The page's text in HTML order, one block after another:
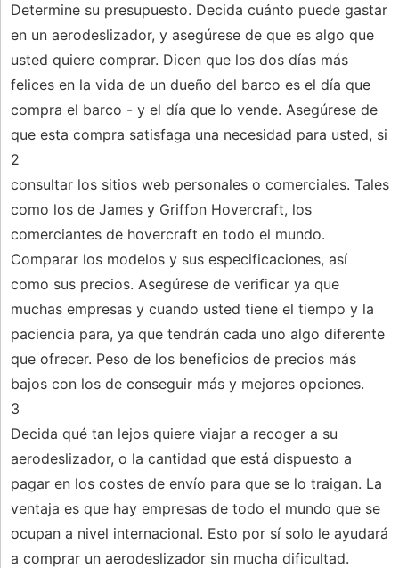
Determine su presupuesto. Decida cuánto puede gastar
en un aerodeslizador, y asegúrese de que es algo que
usted quiere comprar. Dicen que los dos días más
felices en la vida de un dueño del barco es el día que
compra el barco - y el día que lo vende. Asegúrese de
que esta compra satisfaga una necesidad para usted, si
2
consultar los sitios web personales o comerciales. Tales
como los de James y Griffon Hovercraft, los
comerciantes de hovercraft en todo el mundo.
Comparar los modelos y sus especificaciones, así
como sus precios. Asegúrese de verificar ya que
muchas empresas y cuando usted tiene el tiempo y la
paciencia para, ya que tendrán cada uno algo diferente
que ofrecer. Peso de los beneficios de precios más
bajos con los de conseguir más y mejores opciones.
3
Decida qué tan lejos quiere viajar a recoger a su
aerodeslizador, o la cantidad que está dispuesto a
pagar en los costes de envío para que se lo traigan. La
ventaja es que hay empresas de todo el mundo que se
ocupan a nivel internacional. Esto por sí solo le ayudará
a comprar un aerodeslizador sin mucha dificultad.